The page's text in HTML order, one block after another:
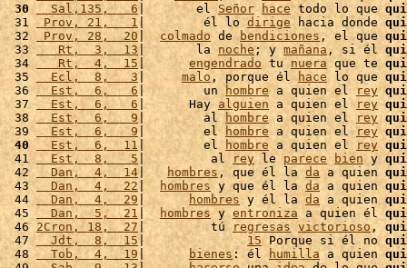
30
  Sal,135,   6
|       el Señor hace todo lo que
31 Prov, 21,   1 |        él lo dirige hacia donde
32
Prov, 28,  20 | colmado de bendiciones , el que
33
   Rt,  3,  13
|       la noche ; y mañana , si él
34
   Rt,  4,  15
| engendrado tu nuera que te
35
  Ecl,  8,   3
| malo, porque él hace lo que
36
  Est,  6,   6
|        un hombre a quien el rey
37
  Est,  6,   6
|      Hay alguien a quien el rey
38
  Est,  6,   9
|        al hombre a quien el rey
39
  Est,  6,   9
|        el hombre a quien el rey
40
  Est,  6,  11
|        el hombre a quien el rey
41
  Est,  8,   5
|         al rey le parece bien y
42
  Dan,  4,  14
| hombres, que él la da a quien
43
  Dan,  4,  22
| hombres y que él la da a quien
44
  Dan,  4,  29
| hombres y él la da a quien
45
  Dan,  5,  21
| hombres y entroniza a quien él
46 2Cron, 18,  27|         tú regresas victorioso,
47
  Jdt,  8,  15
| 15 Porque si él no
48
  Tob,  4,  19
| bienes : él humilla a quien